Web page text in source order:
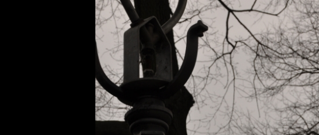
Charlottenburger (Platz) Kandelaber (dreiarmig)